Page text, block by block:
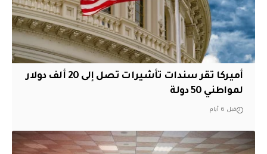
أميركا تقر سندات تأشيرات تصل إلى 20 ألف دولار
لمواطني 50 دولة
قبل 6 أيام